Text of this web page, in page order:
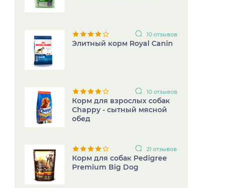
10 отзывов
Элитный корм Royal Canin
10 отзывов
Корм для взрослых собак
Chappy - сытный мясной
обед
21 отзывов
Корм для собак Pedigree
Premium Big Dog